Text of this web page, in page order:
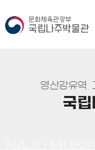
영산강유역
국립